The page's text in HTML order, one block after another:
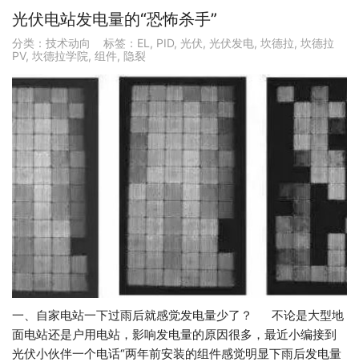
光伏电站发电量的“恐怖杀手”
分类： 技术动向 标签： EL , PID, 光伏, 光伏发电, 坎德拉, 坎德拉
PV, 坎德拉学院, 组件, 隐裂
一、自家电站一下过雨后就感觉发电量少了？ 不论是大型地
面电站还是户用电站，影响发电量的原因很多，最近小编接到
光伏小伙伴一个电话“两年前安装的组件感觉明显下雨后发电量